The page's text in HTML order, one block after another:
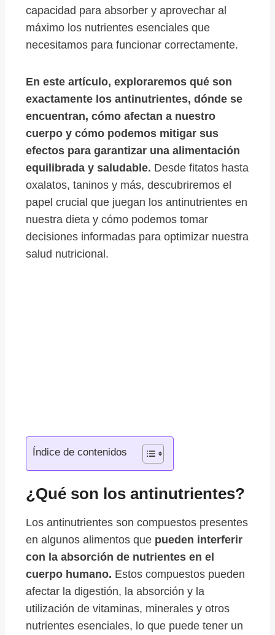
capacidad para absorber y aprovechar al
máximo los nutrientes esenciales que
necesitamos para funcionar correctamente.
En este artículo, exploraremos qué son
exactamente los antinutrientes, dónde se
encuentran, cómo afectan a nuestro
cuerpo y cómo podemos mitigar sus
efectos para garantizar una alimentación
equilibrada y saludable. Desde fitatos hasta
oxalatos, taninos y más, descubriremos el
papel crucial que juegan los antinutrientes en
nuestra dieta y cómo podemos tomar
decisiones informadas para optimizar nuestra
salud nutricional.
Índice de contenidos
¿Qué son los antinutrientes?
Los antinutrientes son compuestos presentes
en algunos alimentos que pueden interferir
con la absorción de nutrientes en el
cuerpo humano. Estos compuestos pueden
afectar la digestión, la absorción y la
utilización de vitaminas, minerales y otros
nutrientes esenciales, lo que puede tener un